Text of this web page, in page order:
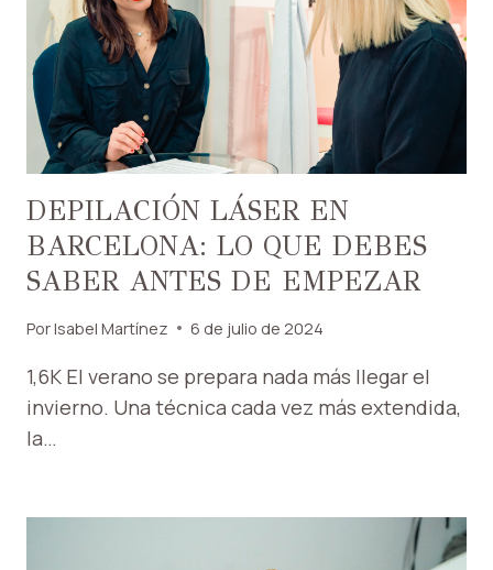
DEPILACIÓN LÁSER EN
BARCELONA: LO QUE DEBES
SABER ANTES DE EMPEZAR
PorIsabel Martínez 6 de julio de 2024
1,6K El verano se prepara nada más llegar el
invierno. Una técnica cada vez más extendida,
la…